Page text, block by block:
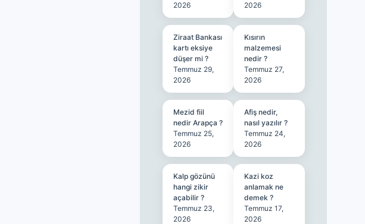
2026
2026
Ziraat Bankası
kartı eksiye
düşer mi ?
Temmuz 29,
2026
Kısırın
malzemesi
nedir ?
Temmuz 27,
2026
Mezid fiil
nedir Arapça ?
Temmuz 25,
2026
Afiş nedir,
nasıl yazılır ?
Temmuz 24,
2026
Kalp gözünü
hangi zikir
açabilir ?
Temmuz 23,
2026
Kazi koz
anlamak ne
demek ?
Temmuz 17,
2026